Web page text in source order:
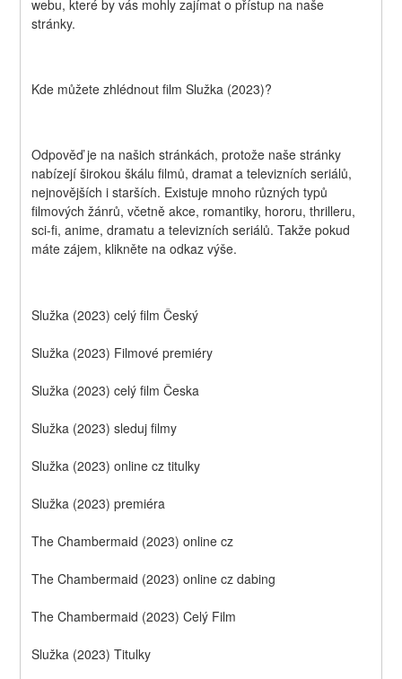
webu, které by vás mohly zajímat o přístup na naše
stránky.
Kde můžete zhlédnout film Služka (2023)?
Odpověď je na našich stránkách, protože naše stránky
nabízejí širokou škálu filmů, dramat a televizních seriálů,
nejnovějších i starších. Existuje mnoho různých typů
filmových žánrů, včetně akce, romantiky, hororu, thrilleru,
sci-fi, anime, dramatu a televizních seriálů. Takže pokud
máte zájem, klikněte na odkaz výše.
Služka (2023) celý film Český
Služka (2023) Filmové premiéry
Služka (2023) celý film Česka
Služka (2023) sleduj filmy
Služka (2023) online cz titulky
Služka (2023) premiéra
The Chambermaid (2023) online cz
The Chambermaid (2023) online cz dabing
The Chambermaid (2023) Celý Film
Služka (2023) Titulky